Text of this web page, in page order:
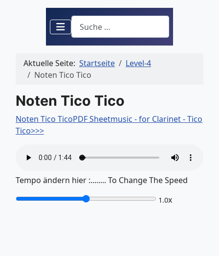
Suchen
Aktuelle Seite: Startseite
Level-4
Noten Tico Tico
Noten Tico Tico
Noten Tico TicoPDF Sheetmusic - for Clarinet - Tico
Tico>>>
Tempo ändern hier :........ To Change The Speed
1.0x